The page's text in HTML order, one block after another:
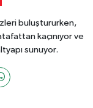
buluştururken,
kaçınıyor ve
sunuyor.